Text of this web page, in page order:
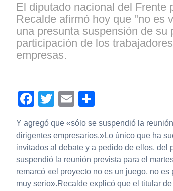
El diputado nacional del Frente
Recalde afirmó hoy que "no es
una presunta suspensión de su
participación de los
empresas.
Facebook
TwitterEmail
Y agregó que «sólo se suspendió la
dirigentes empresarios.»Lo único que ha
invitados al debate y a pedido de ellos, del
suspendió la reunión prevista para el
remarcó «el proyecto no es un juego, no
muy serio».Recalde explicó que el titular